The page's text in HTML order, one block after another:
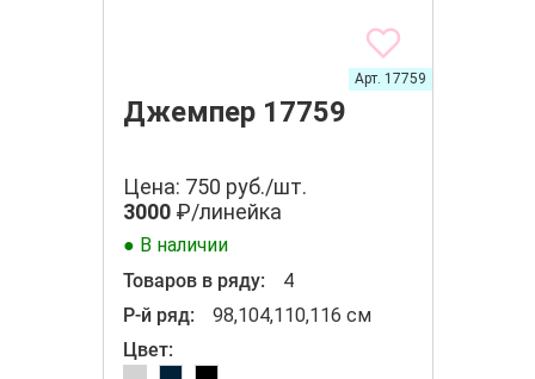
Джемпер 17759
Арт. 17759
Цена: 750 руб./шт.
3000₽/линейка
● В наличии
Товаров в ряду:
4
Р-й ряд:
98,104,110,116 см
Цвет: